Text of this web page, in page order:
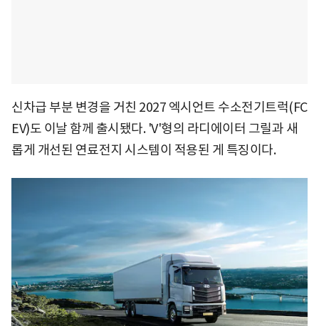
신차급 부분 변경을 거친 2027 엑시언트 수소전기트럭(FC
EV)도 이날 함께 출시됐다. 'V'형의 라디에이터 그릴과 새
롭게 개선된 연료전지 시스템이 적용된 게 특징이다.